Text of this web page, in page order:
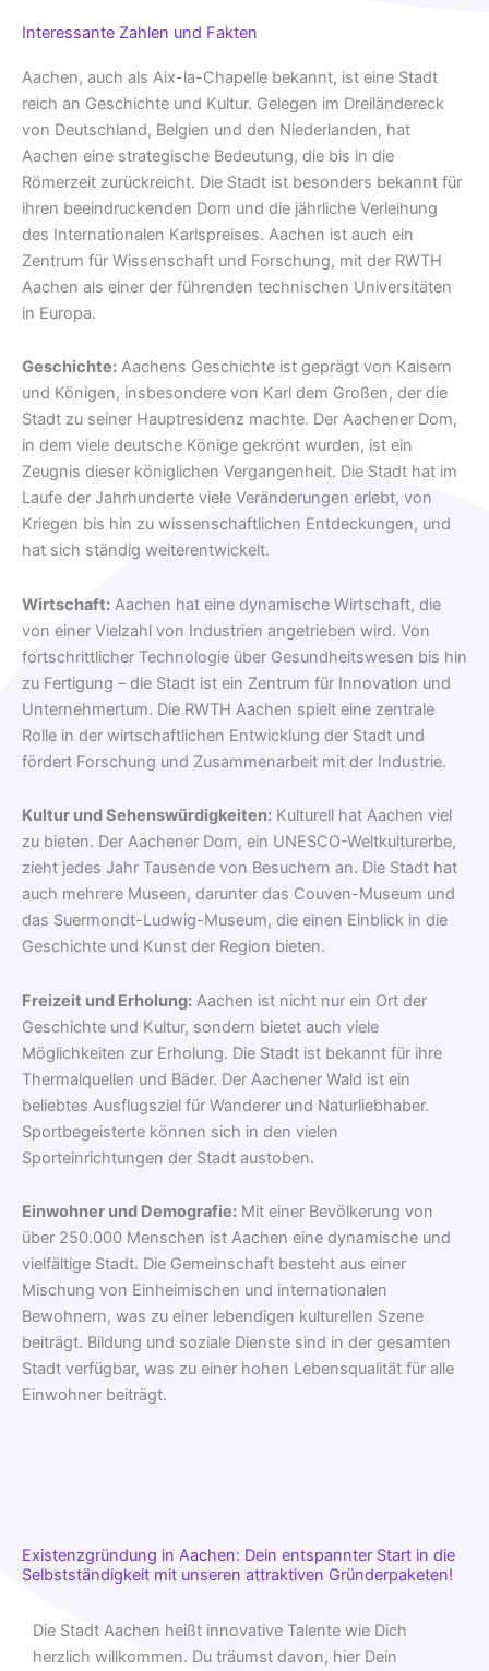
Interessante Zahlen und Fakten
Aachen, auch als Aix-la-Chapelle bekannt, ist eine Stadt
reich an Geschichte und Kultur. Gelegen im Dreiländereck
von Deutschland, Belgien und den Niederlanden, hat
Aachen eine strategische Bedeutung, die bis in die
Römerzeit zurückreicht. Die Stadt ist besonders bekannt für
ihren beeindruckenden Dom und die jährliche Verleihung
des Internationalen Karlspreises. Aachen ist auch ein
Zentrum für Wissenschaft und Forschung, mit der RWTH
Aachen als einer der führenden technischen Universitäten
in Europa.
Geschichte: Aachens Geschichte ist geprägt von Kaisern
und Königen, insbesondere von Karl dem Großen, der die
Stadt zu seiner Hauptresidenz machte. Der Aachener Dom,
in dem viele deutsche Könige gekrönt wurden, ist ein
Zeugnis dieser königlichen Vergangenheit. Die Stadt hat im
Laufe der Jahrhunderte viele Veränderungen erlebt, von
Kriegen bis hin zu wissenschaftlichen Entdeckungen, und
hat sich ständig weiterentwickelt.
Wirtschaft: Aachen hat eine dynamische Wirtschaft, die
von einer Vielzahl von Industrien angetrieben wird. Von
fortschrittlicher Technologie über Gesundheitswesen bis hin
zu Fertigung – die Stadt ist ein Zentrum für Innovation und
Unternehmertum. Die RWTH Aachen spielt eine zentrale
Rolle in der wirtschaftlichen Entwicklung der Stadt und
fördert Forschung und Zusammenarbeit mit der Industrie.
Kultur und Sehenswürdigkeiten: Kulturell hat Aachen viel
zu bieten. Der Aachener Dom, ein UNESCO-Weltkulturerbe,
zieht jedes Jahr Tausende von Besuchern an. Die Stadt hat
auch mehrere Museen, darunter das Couven-Museum und
das Suermondt-Ludwig-Museum, die einen Einblick in die
Geschichte und Kunst der Region bieten.
Freizeit und Erholung: Aachen ist nicht nur ein Ort der
Geschichte und Kultur, sondern bietet auch viele
Möglichkeiten zur Erholung. Die Stadt ist bekannt für ihre
Thermalquellen und Bäder. Der Aachener Wald ist ein
beliebtes Ausflugsziel für Wanderer und Naturliebhaber.
Sportbegeisterte können sich in den vielen
Sporteinrichtungen der Stadt austoben.
Einwohner und Demografie: Mit einer Bevölkerung von
über 250.000 Menschen ist Aachen eine dynamische und
vielfältige Stadt. Die Gemeinschaft besteht aus einer
Mischung von Einheimischen und internationalen
Bewohnern, was zu einer lebendigen kulturellen Szene
beiträgt. Bildung und soziale Dienste sind in der gesamten
Stadt verfügbar, was zu einer hohen Lebensqualität für alle
Einwohner beiträgt.
Existenzgründung in Aachen: Dein entspannter Start in die
Selbstständigkeit mit unseren attraktiven Gründerpaketen!
Die Stadt Aachen heißt innovative Talente wie Dich
herzlich willkommen. Du träumst davon, hier Dein